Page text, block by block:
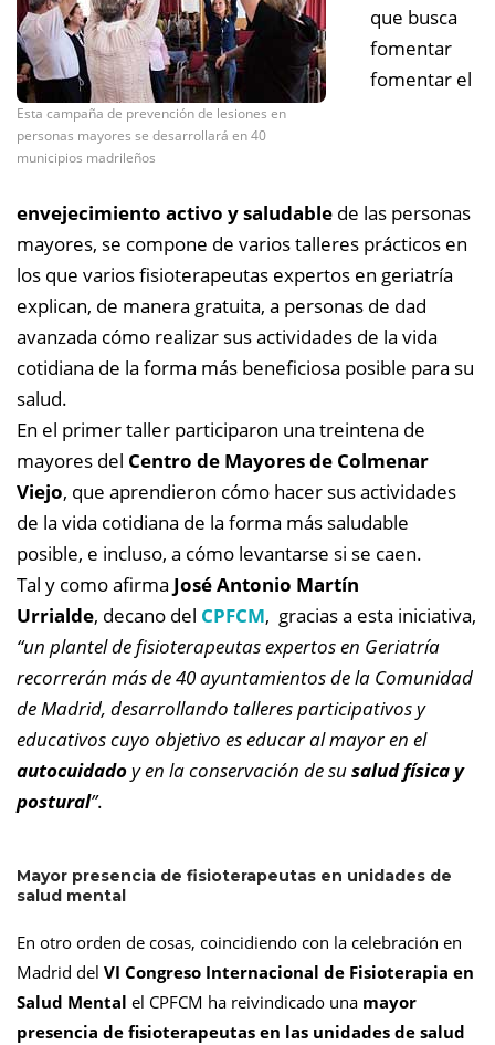
Esta campaña de prevención de lesiones en
personas mayores se desarrollará en 40
municipios madrileños
que busca
fomentar
fomentar el
envejecimiento activo y saludable de las personas
mayores, se compone de varios talleres prácticos en
los que varios fisioterapeutas expertos en geriatría
explican, de manera gratuita, a personas de dad
avanzada cómo realizar sus actividades de la vida
cotidiana de la forma más beneficiosa posible para su
salud.
En el primer taller participaron una treintena de
mayores del Centro de Mayores de Colmenar
Viejo, que aprendieron cómo hacer sus actividades
de la vida cotidiana de la forma más saludable
posible, e incluso, a cómo levantarse si se caen.
Tal y como afirma José Antonio Martín
Urrialde, decano del CPFCM, gracias a esta iniciativa,
“un plantel de fisioterapeutas expertos en Geriatría
recorrerán más de 40 ayuntamientos de la Comunidad
de Madrid, desarrollando talleres participativos y
educativos cuyo objetivo es educar al mayor en el
autocuidadoy en la conservación de susalud física y
postural”.
Mayor presencia de fisioterapeutas en unidades de
salud mental
En otro orden de cosas, coincidiendo con la celebración en
Madrid del VI Congreso Internacional de Fisioterapia en
Salud Mental el CPFCM ha reivindicado una mayor
presencia de fisioterapeutas en las unidades de salud